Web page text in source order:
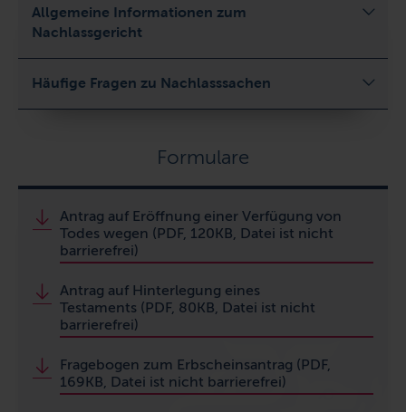
Allgemeine Informationen zum
Nachlassgericht
Häufige Fragen zu Nachlasssachen
Formulare
Antrag auf Eröffnung einer Verfügung von
Todes wegen (PDF, 120KB, Datei ist nicht
barrierefrei)
Antrag auf Hinterlegung eines
Testaments (PDF, 80KB, Datei ist nicht
barrierefrei)
Fragebogen zum Erbscheinsantrag (PDF,
169KB, Datei ist nicht barrierefrei)